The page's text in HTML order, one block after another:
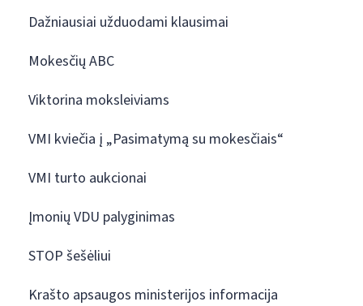
Dažniausiai užduodami klausimai
Mokesčių ABC
Viktorina moksleiviams
VMI kviečia į „Pasimatymą su mokesčiais“
VMI turto aukcionai
Įmonių VDU palyginimas
STOP šešėliui
Krašto apsaugos ministerijos informacija